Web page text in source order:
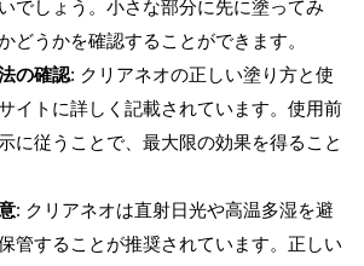
でしょう。小さな部分に先に塗ってみ
どうかを確認することができます。
の確認: クリアネオの正しい塗り方と使
イトに詳しく記載されています。使用前
に従うことで、最大限の効果を得ること
: クリアネオは直射日光や高温多湿を避
管することが推奨されています。正しい